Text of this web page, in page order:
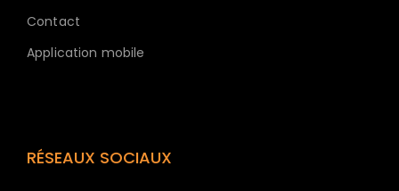
Contact
Application mobile
RÉSEAUX SOCIAUX